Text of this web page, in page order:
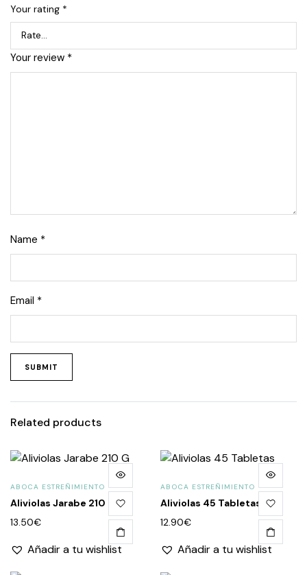
Your rating *
Your review *
Name *
Email *
Related products
ABOCA ESTREÑIMIENTO
Aliviolas Jarabe 210 G
13.50€
Añadir a tu wishlist
ABOCA ESTREÑIMIENTO
Aliviolas 45 Tabletas
12.90€
Añadir a tu wishlist